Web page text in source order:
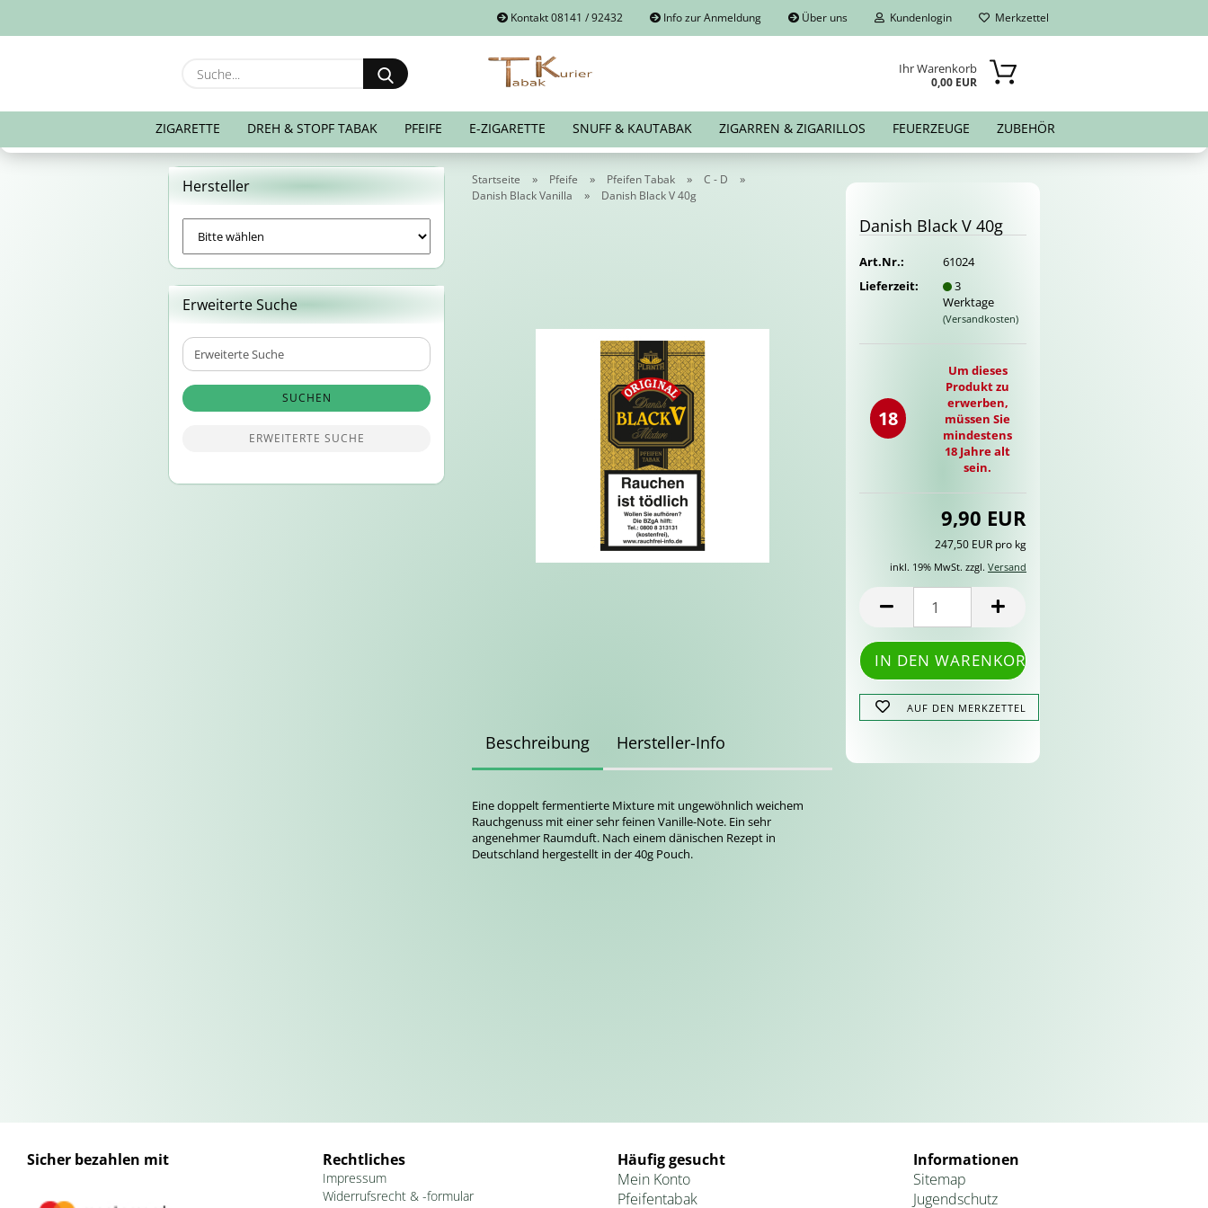
Kontakt 08141 / 92432 Info zur Anmeldung Über uns Kundenlogin Merkzettel
Suche... Ihr Warenkorb
0,00 EUR
ZIGARETTE DREH & STOPF TABAK PFEIFE E-ZIGARETTE SNUFF & KAUTABAK ZIGARREN & ZIGARILLOS FEUERZEUGE ZUBEHÖR
Startseite » Pfeife » Pfeifen Tabak » C - D »
Danish Black Vanilla » Danish Black V 40g
Da­nish Black V 40g
Art.Nr.:
61024
Lieferzeit:
3
Werktage
(Versandkosten)
18
Um dieses
Produkt zu
erwerben,
müssen Sie
mindestens
18 Jahre alt
sein.
9,90 EUR
247,50 EUR pro kg
inkl. 19% MwSt. zzgl. Versand
AUF DEN MERKZETTEL
Beschreibung Hersteller-Info
Eine doppelt fermentierte Mixture mit ungewöhnlich weichem
Rauchgenuss mit einer sehr feinen Vanille-Note. Ein sehr
angenehmer Raumduft. Nach einem dänischen Rezept in
Deutschland hergestellt in der 40g Pouch.
Hersteller
Erweiterte Suche
Erweiterte
Suche
SUCHEN
ERWEITERTE SUCHE
Sicher bezahlen mit Rechtliches
Impressum
Widerrufsrecht & -formular
Häufig gesucht
Mein Konto
Pfeifentabak
Informationen
Sitemap
Jugendschutz